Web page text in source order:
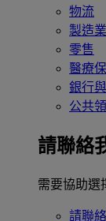
物流
製造業
零售
醫療
銀行
公共
請聯絡
需要協助選
請聯